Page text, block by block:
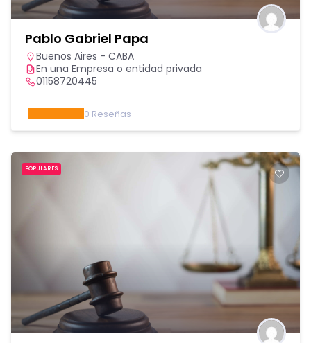
Pablo Gabriel Papa
Buenos Aires - CABA
En una Empresa o entidad privada
01158720445
0 Reseñas
POPULARES